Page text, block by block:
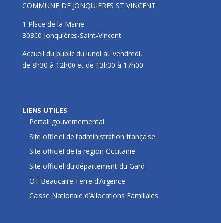
COMMUNE DE JONQUIERES ST VINCENT
1 Place de la Mairie
30300 Jonquières-Saint-Vincent
Accueil du public du lundi au vendredi,
de 8h30 à 12h00 et de 13h30 à 17h00
LIENS UTILES
Portail gouvernemental
Site officiel de l’administration française
Site officiel de la région Occitanie
Site officiel du département du Gard
OT Beaucaire Terre d’Argence
Caisse Nationale d’Allocations Familiales